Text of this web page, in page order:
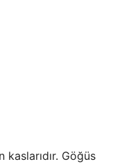
kaslarıdır. Göğüs